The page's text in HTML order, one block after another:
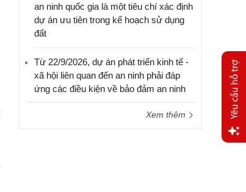
an ninh quốc gia là một tiêu chí xác định
dự án ưu tiên trong kế hoạch sử dụng
đất
Từ 22/9/2026, dự án phát triển kinh tế -
xã hội liên quan đến an ninh phải đáp
ứng các điều kiện về bảo đảm an ninh
Xem thêm